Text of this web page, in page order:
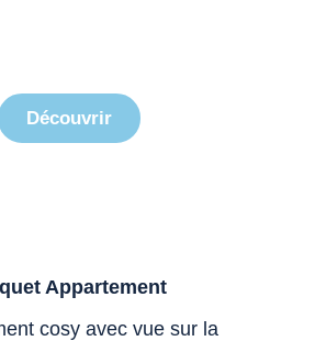
Découvrir
Appartement
cosy avec vue sur la